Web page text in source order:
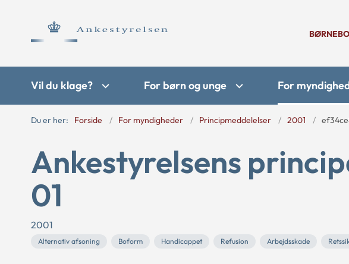
Vil du klage? For børn og unge For
Du er her: Forside For myndigheder Principmeddelelser 2001
Ankestyrelsens
01
2001
Alternativ afsoning Boform Handicappet Refusion Arbejdsskade